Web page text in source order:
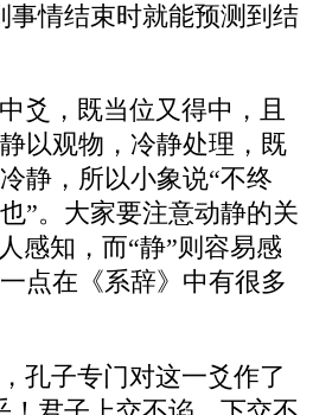
事情结束时就能预测到结
爻，既当位又得中，且
以观物，冷静处理，既
静，所以小象说“不终
”。大家要注意动静的关
感知，而“静”则容易感
点在《系辞》中有很多
孔子专门对这一爻作了